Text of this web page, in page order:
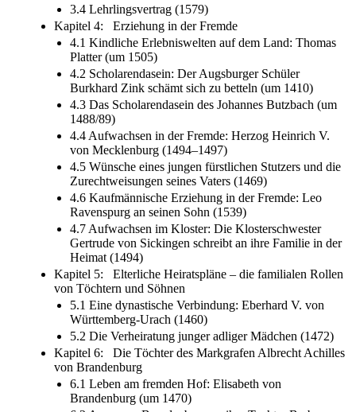
3.4 Lehrlingsvertrag (1579)
Kapitel 4: Erziehung in der Fremde
4.1 Kindliche Erlebniswelten auf dem Land: Thomas
Platter (um 1505)
4.2 Scholarendasein: Der Augsburger Schüler
Burkhard Zink schämt sich zu betteln (um 1410)
4.3 Das Scholarendasein des Johannes Butzbach (um
1488/89)
4.4 Aufwachsen in der Fremde: Herzog Heinrich V.
von Mecklenburg (1494–1497)
4.5 Wünsche eines jungen fürstlichen Stutzers und die
Zurechtweisungen seines Vaters (1469)
4.6 Kaufmännische Erziehung in der Fremde: Leo
Ravenspurg an seinen Sohn (1539)
4.7 Aufwachsen im Kloster: Die Klosterschwester
Gertrude von Sickingen schreibt an ihre Familie in der
Heimat (1494)
Kapitel 5: Elterliche Heiratspläne – die familialen Rollen
von Töchtern und Söhnen
5.1 Eine dynastische Verbindung: Eberhard V. von
Württemberg-Urach (1460)
5.2 Die Verheiratung junger adliger Mädchen (1472)
Kapitel 6: Die Töchter des Markgrafen Albrecht Achilles
von Brandenburg
6.1 Leben am fremden Hof: Elisabeth von
Brandenburg (um 1470)